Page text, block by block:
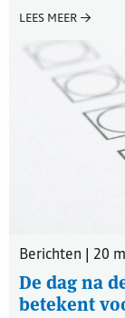
LEES MEER
Berichten | 20
De dag na
betekent